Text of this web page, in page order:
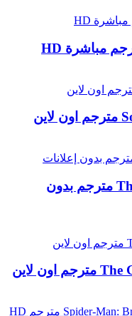
فيلم The Devil's Mouth 2026 مترجم بدون